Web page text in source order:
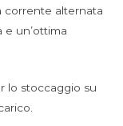
corrente alternata
e un’ottima
lo stoccaggio su